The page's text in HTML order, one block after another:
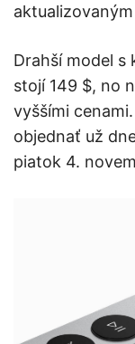
Drahší model s
stojí 149 $, no
vyššími
objednať už
piatok 4.